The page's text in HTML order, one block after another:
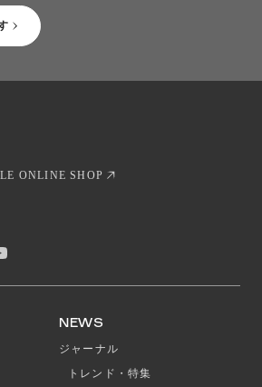
ONLINE SHOP
NEWS
ジャーナル
トレンド・特集